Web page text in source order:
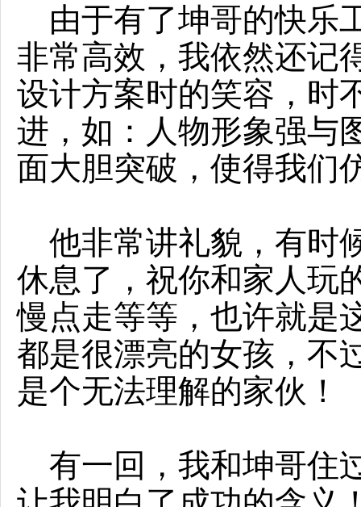
由于有了坤哥的快乐
非常高效，我依然还记
设计方案时的笑容，时
进，如：人物形象强与
面大胆突破，使得我们
他非常讲礼貌，有时
休息了，祝你和家人玩
慢点走等等，也许就是
都是很漂亮的女孩，不
是个无法理解的家伙！
有一回，我和坤哥住